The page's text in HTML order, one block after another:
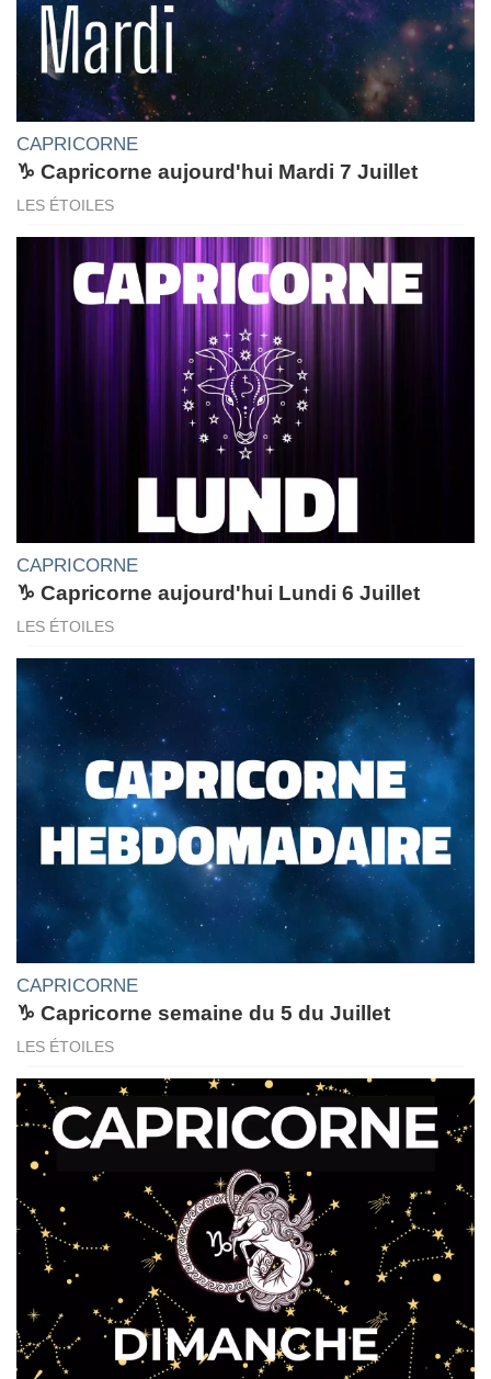
CAPRICORNE
♑ Capricorne aujourd'hui Mardi 7 Juillet
LES ÉTOILES
CAPRICORNE
♑ Capricorne aujourd'hui Lundi 6 Juillet
LES ÉTOILES
CAPRICORNE
♑ Capricorne semaine du 5 du Juillet
LES ÉTOILES